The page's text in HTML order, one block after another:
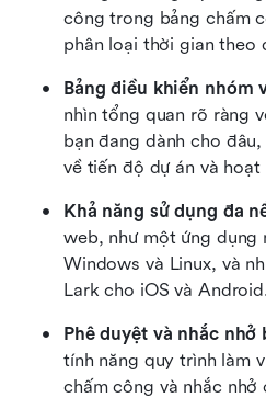
công trong bảng chấm
phân loại thời gian theo
Bảng điều khiển nhóm
nhìn tổng quan rõ ràng
bạn đang dành cho
về tiến độ dự án và hoạt
Khả năng sử dụng đa
web, như một ứng dụng
Windows và Linux, và
Lark cho iOS và
Phê duyệt và nhắc nhở
tính năng quy trình làm
chấm công và nhắc nhở